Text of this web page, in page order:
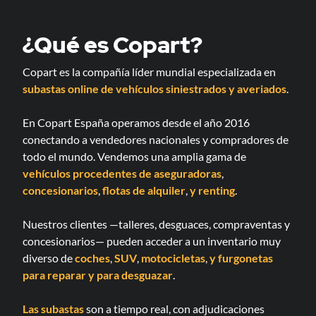
¿Qué es Copart?
Copart es la compañía líder mundial especializada en
subastas online de vehículos siniestrados y averiados
En Copart España operamos desde el año 2016
conectando a vendedores nacionales y compradores de
todo el mundo. Vendemos una amplia gama de
vehículos procedentes de aseguradoras
concesionarios flotas de alquiler y renting
Nuestros clientes —talleres, desguaces, compraventas y
concesionarios— pueden acceder a un inventario muy
diverso decoches SUV, motocicletas y furgonetas
para reparary para desguazar
Las subastasson a tiempo real, con adjudicaciones